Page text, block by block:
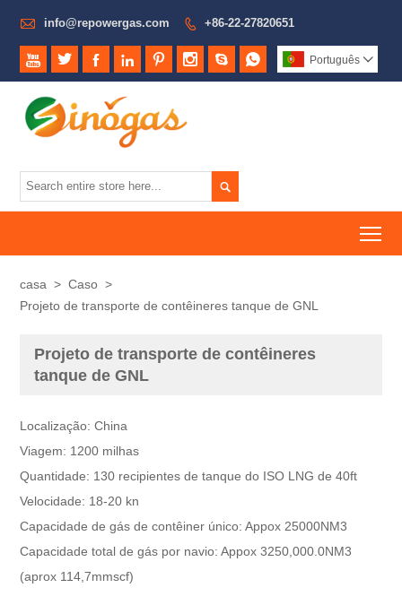
 info@repowergas.com  +86-22-27820651
        Português 

casa > Caso >
Projeto de transporte de contêineres tanque de GNL
Projeto de transporte de contêineres
tanque de GNL
Localização: China
Viagem: 1200 milhas
Quantidade: 130 recipientes de tanque do ISO LNG de 40ft
Velocidade: 18-20 kn
Capacidade de gás de contêiner único: Appox 25000NM3
Capacidade total de gás por navio: Appox 3250,000.0NM3
(aprox 114,7mmscf)